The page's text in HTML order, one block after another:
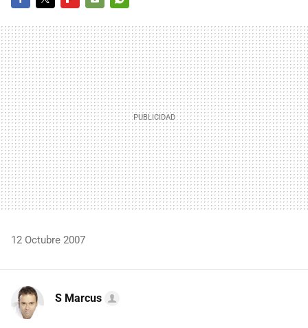
MAIL
12 Octubre 2007
S Marcus